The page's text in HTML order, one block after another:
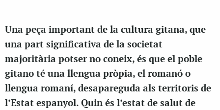
Una peça important de la cultura gitana, que
una part significativa de la societat
majoritària potser no coneix, és que el poble
gitano té una llengua pròpia, el romanó o
llengua romaní, desapareguda als territoris de
l’Estat espanyol. Quin és l’estat de salut de